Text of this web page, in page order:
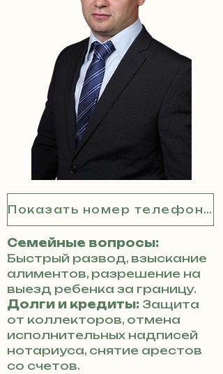
Показать номер телефона
Семейные вопросы:
Быстрый развод, взыскание
алиментов, разрешение на
выезд ребенка за границу.
Долги и кредиты: Защита
от коллекторов, отмена
исполнительных надписей
нотариуса, снятие арестов
со счетов.